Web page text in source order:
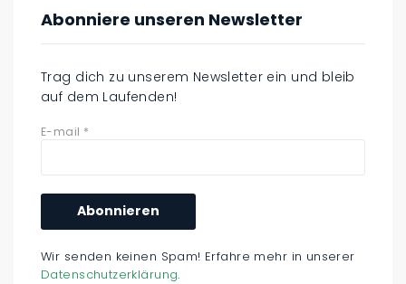
Abonniere unseren Newsletter
Trag dich zu unserem Newsletter ein und bleib
auf dem Laufenden!
E-mail *
Wir senden keinen Spam! Erfahre mehr in unserer
Datenschutzerklärung.